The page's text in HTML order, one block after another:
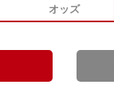
オッズ